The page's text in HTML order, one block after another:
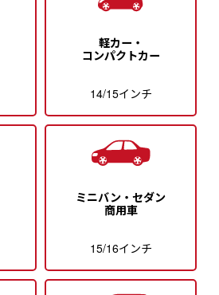
軽カー・
コンパクトカー
14/15インチ
ミニバン・セダン
商用車
15/16インチ